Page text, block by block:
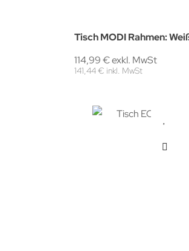
Tisch MODI Rahmen:
114,99 € exkl. MwSt
141,44 € inkl. MwSt